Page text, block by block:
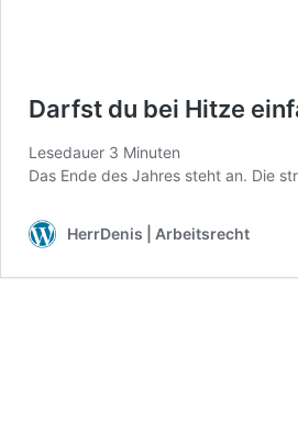
Darfst du bei Hitze
Lesedauer 3 Minuten
Das Ende des Jahres steht an. Die
HerrDenis | Arbeitsrecht